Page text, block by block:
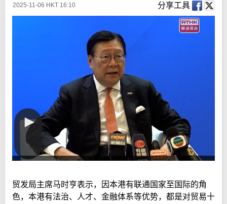
2025-11-06 HKT 16:10 分享工具
贸发局主席马时亨表示，因本港有联通国家至国际的角
色，本港有法治、人才、金融体系等优势，都是对贸易十